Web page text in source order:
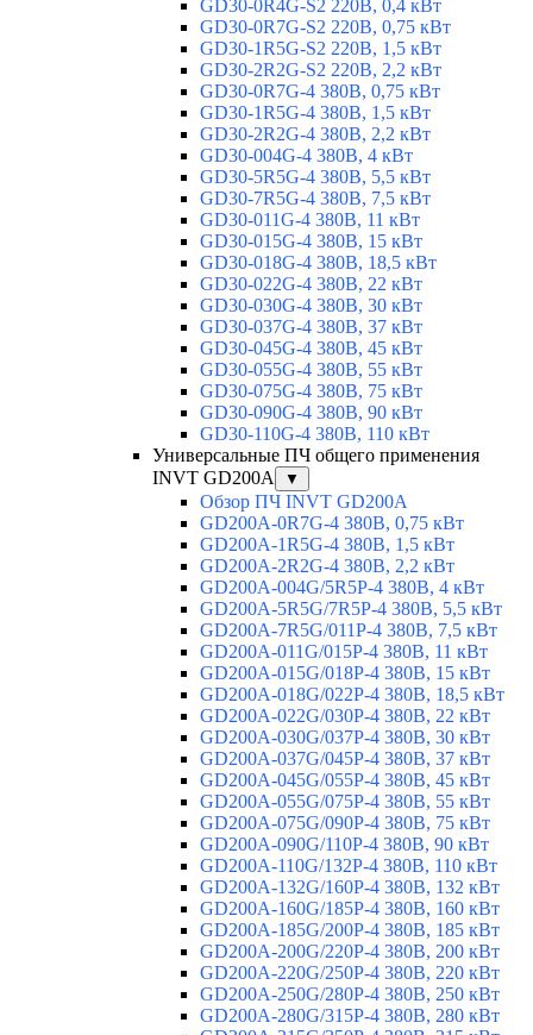
GD30-0R4G-S2 220В, 0,4 кВт
GD30-0R7G-S2 220В, 0,75 кВт
GD30-1R5G-S2 220В, 1,5 кВт
GD30-2R2G-S2 220В, 2,2 кВт
GD30-0R7G-4 380В, 0,75 кВт
GD30-1R5G-4 380В, 1,5 кВт
GD30-2R2G-4 380В, 2,2 кВт
GD30-004G-4 380В, 4 кВт
GD30-5R5G-4 380В, 5,5 кВт
GD30-7R5G-4 380В, 7,5 кВт
GD30-011G-4 380В, 11 кВт
GD30-015G-4 380В, 15 кВт
GD30-018G-4 380В, 18,5 кВт
GD30-022G-4 380В, 22 кВт
GD30-030G-4 380В, 30 кВт
GD30-037G-4 380В, 37 кВт
GD30-045G-4 380В, 45 кВт
GD30-055G-4 380В, 55 кВт
GD30-075G-4 380В, 75 кВт
GD30-090G-4 380В, 90 кВт
GD30-110G-4 380В, 110 кВт
Универсальные ПЧ общего применения
INVT GD200A
▼
Обзор ПЧ INVT GD200A
GD200A-0R7G-4 380В, 0,75 кВт
GD200A-1R5G-4 380В, 1,5 кВт
GD200A-2R2G-4 380В, 2,2 кВт
GD200A-004G/5R5P-4 380В, 4 кВт
GD200A-5R5G/7R5P-4 380В, 5,5 кВт
GD200A-7R5G/011P-4 380В, 7,5 кВт
GD200A-011G/015P-4 380В, 11 кВт
GD200A-015G/018P-4 380В, 15 кВт
GD200A-018G/022P-4 380В, 18,5 кВт
GD200A-022G/030P-4 380В, 22 кВт
GD200A-030G/037P-4 380В, 30 кВт
GD200A-037G/045P-4 380В, 37 кВт
GD200A-045G/055P-4 380В, 45 кВт
GD200A-055G/075P-4 380В, 55 кВт
GD200A-075G/090P-4 380В, 75 кВт
GD200A-090G/110P-4 380В, 90 кВт
GD200A-110G/132P-4 380В, 110 кВт
GD200A-132G/160P-4 380В, 132 кВт
GD200A-160G/185P-4 380В, 160 кВт
GD200A-185G/200P-4 380В, 185 кВт
GD200A-200G/220P-4 380В, 200 кВт
GD200A-220G/250P-4 380В, 220 кВт
GD200A-250G/280P-4 380В, 250 кВт
GD200A-280G/315P-4 380В, 280 кВт